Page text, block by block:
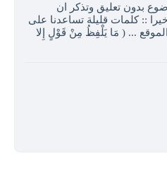
بدون تعليق وتذكر ان
:: كلمات قليلة تساعدنا على
... ( مَا يَلْفِظُ مِنْ قَوْلٍ إِلا